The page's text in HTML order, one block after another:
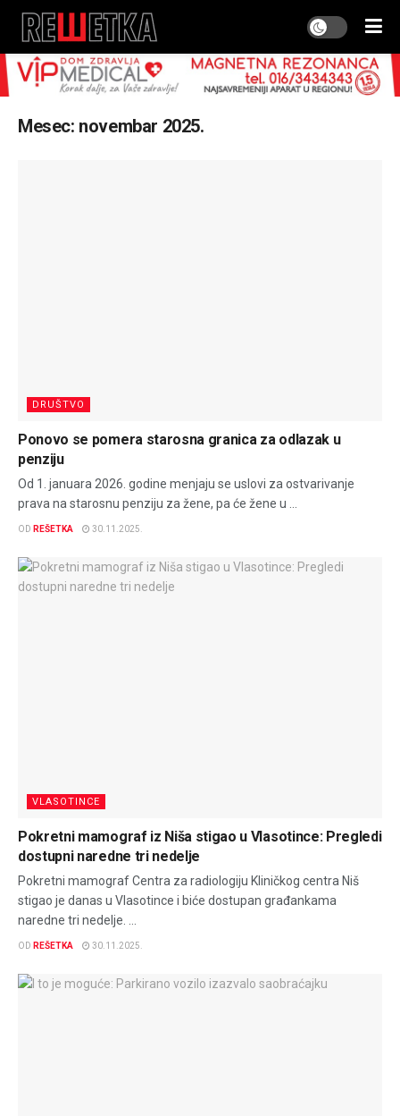
Mesec: novembar 2025.
DRUŠTVO
Ponovo se pomera starosna granica za odlazak u
penziju
Od 1. januara 2026. godine menjaju se uslovi za ostvarivanje
prava na starosnu penziju za žene, pa će žene u ...
OD REŠETKA 30.11.2025.
VLASOTINCE
Pokretni mamograf iz Niša stigao u Vlasotince: Pregledi
dostupni naredne tri nedelje
Pokretni mamograf Centra za radiologiju Kliničkog centra Niš
stigao je danas u Vlasotince i biće dostupan građankama
naredne tri nedelje. ...
OD REŠETKA 30.11.2025.